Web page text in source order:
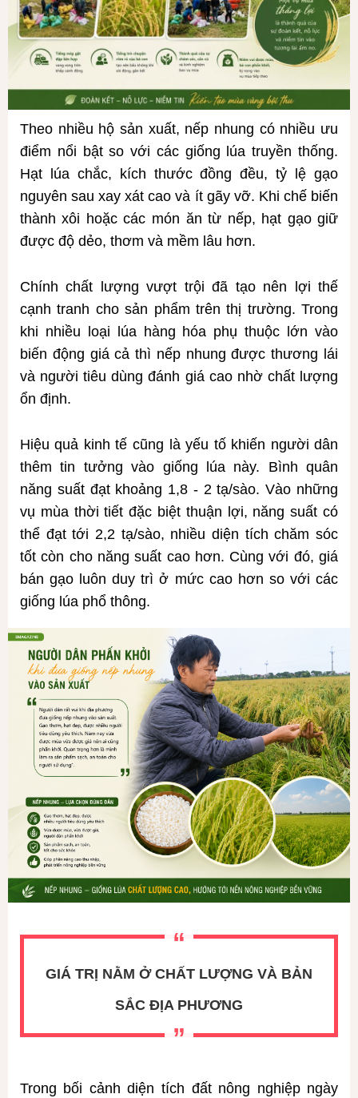
Theo nhiều hộ sản xuất, nếp nhung có nhiều ưu
điểm nổi bật so với các giống lúa truyền thống.
Hạt lúa chắc, kích thước đồng đều, tỷ lệ gạo
nguyên sau xay xát cao và ít gãy vỡ. Khi chế biến
thành xôi hoặc các món ăn từ nếp, hạt gạo giữ
được độ dẻo, thơm và mềm lâu hơn.
Chính chất lượng vượt trội đã tạo nên lợi thế
cạnh tranh cho sản phẩm trên thị trường. Trong
khi nhiều loại lúa hàng hóa phụ thuộc lớn vào
biến động giá cả thì nếp nhung được thương lái
và người tiêu dùng đánh giá cao nhờ chất lượng
ổn định.
Hiệu quả kinh tế cũng là yếu tố khiến người dân
thêm tin tưởng vào giống lúa này. Bình quân
năng suất đạt khoảng 1,8 - 2 tạ/sào. Vào những
vụ mùa thời tiết đặc biệt thuận lợi, năng suất có
thể đạt tới 2,2 tạ/sào, nhiều diện tích chăm sóc
tốt còn cho năng suất cao hơn. Cùng với đó, giá
bán gạo luôn duy trì ở mức cao hơn so với các
giống lúa phổ thông.
GIÁ TRỊ NẰM Ở CHẤT LƯỢNG VÀ BẢN
SẮC ĐỊA PHƯƠNG
Trong bối cảnh diện tích đất nông nghiệp ngày